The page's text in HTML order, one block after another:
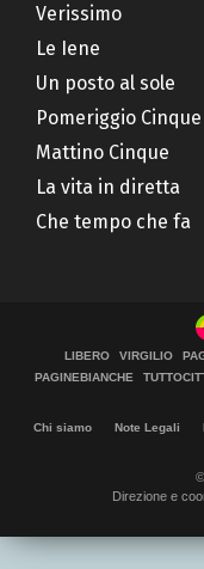
Verissimo
Le Iene
Un posto al sole
Pomeriggio Cinque
Mattino Cinque
La vita in diretta
Che tempo che fa
LIBERO VIRGILIO
PAGINEBIANCHE
Chi siamo Note Legali
Direzione e